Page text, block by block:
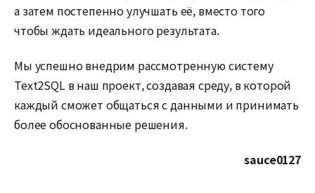
а затем постепенно улучшать её, вместо того
чтобы ждать идеального результата.
Мы успешно внедрим рассмотренную систему
Text2SQL в наш проект, создавая среду, в которой
каждый сможет общаться с данными и принимать
более обоснованные решения.
sauce0127